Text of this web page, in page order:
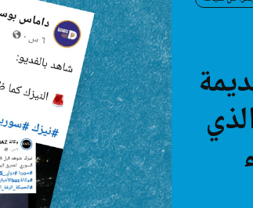
English
سياسة التصحيح
معلومات عنا
فيديوغرافيك
مدونة
خطاب كراهية